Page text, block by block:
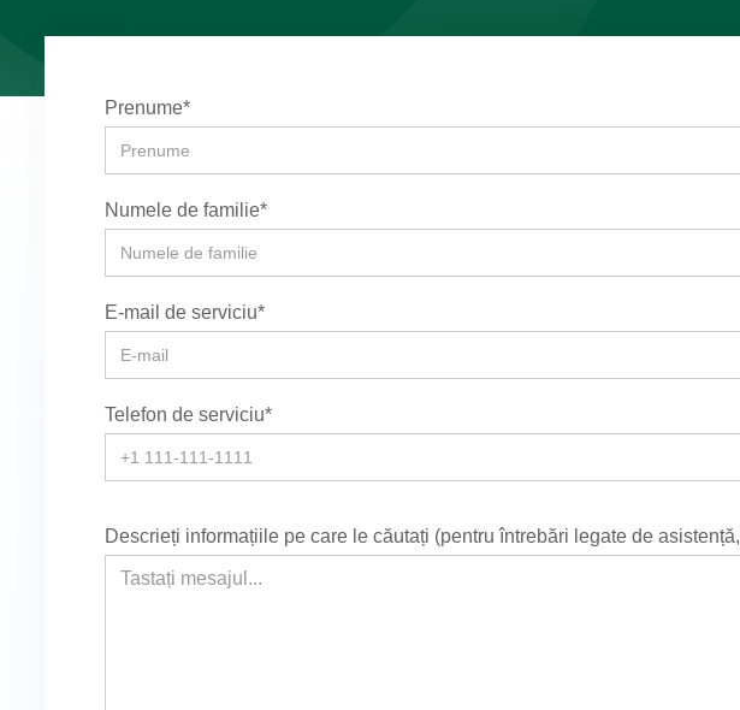
Prenume*
Numele de familie*
E-mail de serviciu*
Telefon de serviciu*
Descrieți informațiile pe care le căutați (pentru întrebări legate de asistență,